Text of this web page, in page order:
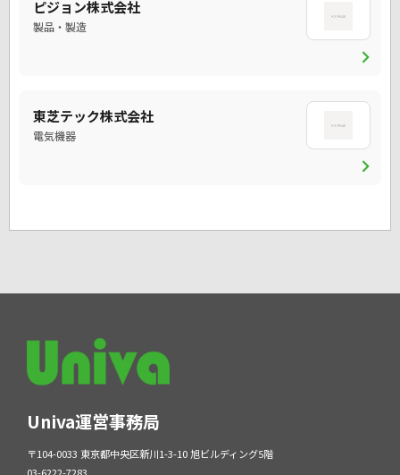
ピジョン株式会社
製品・製造
chevron_right
東芝テック株式会社
電気機器
chevron_right
Univa運営事務局
〒104-0033 東京都中央区新川1-3-10 旭ビルディング5階